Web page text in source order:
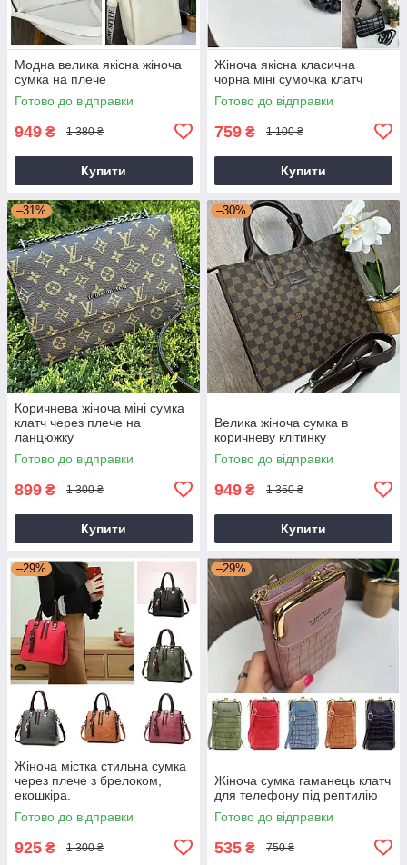
Модна велика якісна жіноча
сумка на плече
Готово до відправки
949 ₴ 1 380 ₴
Купити
Жіноча якісна класична
чорна міні сумочка клатч
Готово до відправки
759 ₴ 1 100 ₴
Купити
–31%
Коричнева жіноча міні сумка
клатч через плече на
ланцюжку
Готово до відправки
899 ₴ 1 300 ₴
Купити
–30%
Велика жіноча сумка в
коричневу клітинку
Готово до відправки
949 ₴ 1 350 ₴
Купити
–29%
Жіноча містка стильна сумка
через плече з брелоком,
екошкіра.
Готово до відправки
925 ₴ 1 300 ₴
–29%
Жіноча сумка гаманець клатч
для телефону під рептилію
Готово до відправки
535 ₴ 750 ₴